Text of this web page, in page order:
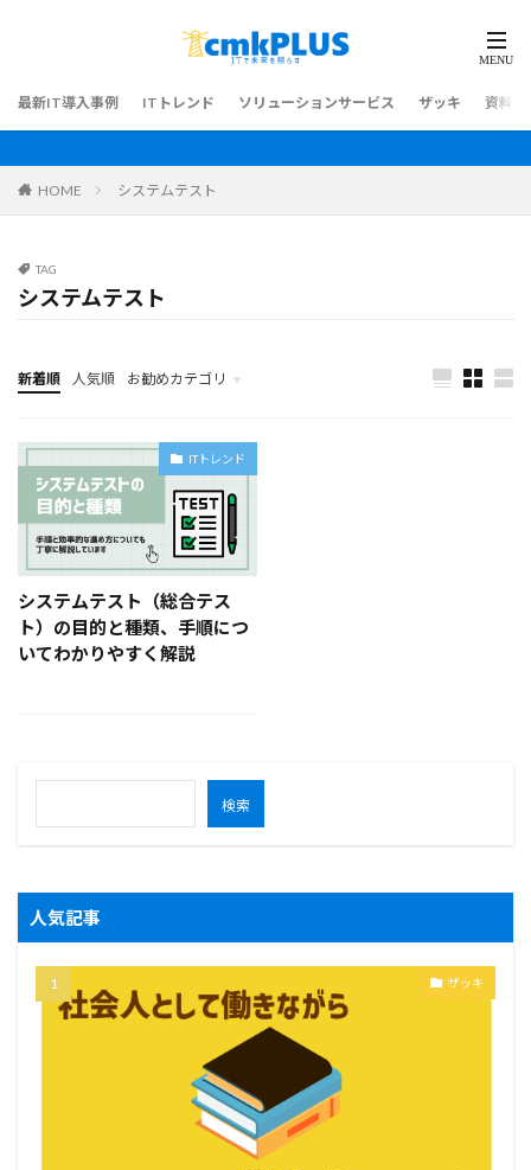
最新IT導入事例 ITトレンド ソリューションサービス ザッキ 資料ダ
HOME システムテスト
TAG
システムテスト
新着順 人気順 お勧めカテゴリ
最新IT導入事例
ITトレンド
システムテスト（総合テス
ト）の目的と種類、手順につ
いてわかりやすく解説
検索
人気記事
ザッキ